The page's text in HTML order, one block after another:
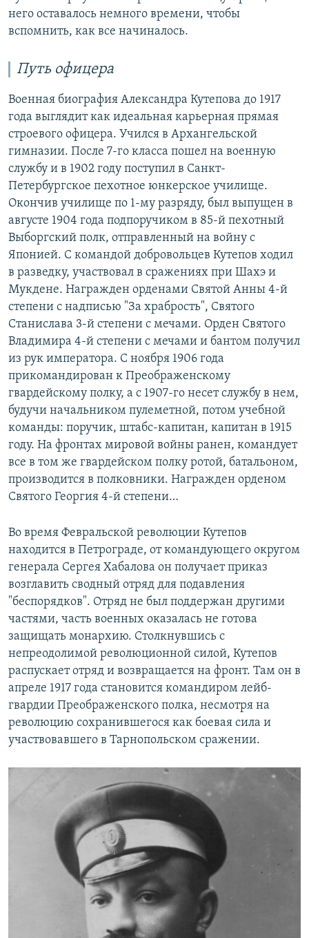
него оставалось немного времени, чтобы
вспомнить, как все начиналось.
Путь офицера
Военная биография Александра Кутепова до 1917
года выглядит как идеальная карьерная прямая
строевого офицера. Учился в Архангельской
гимназии. После 7-го класса пошел на военную
службу и в 1902 году поступил в Санкт-
Петербургское пехотное юнкерское училище.
Окончив училище по 1-му разряду, был выпущен в
августе 1904 года подпоручиком в 85-й пехотный
Выборгский полк, отправленный на войну с
Японией. С командой добровольцев Кутепов ходил
в разведку, участвовал в сражениях при Шахэ и
Мукдене. Награжден орденами Святой Анны 4-й
степени с надписью "За храбрость", Святого
Станислава 3-й степени с мечами. Орден Святого
Владимира 4-й степени с мечами и бантом получил
из рук императора. С ноября 1906 года
прикомандирован к Преображенскому
гвардейскому полку, а с 1907-го несет службу в нем,
будучи начальником пулеметной, потом учебной
команды: поручик, штабс-капитан, капитан в 1915
году. На фронтах мировой войны ранен, командует
все в том же гвардейском полку ротой, батальоном,
производится в полковники. Награжден орденом
Святого Георгия 4-й степени…
Во время Февральской революции Кутепов
находится в Петрограде, от командующего округом
генерала Сергея Хабалова он получает приказ
возглавить сводный отряд для подавления
"беспорядков". Отряд не был поддержан другими
частями, часть военных оказалась не готова
защищать монархию. Столкнувшись с
непреодолимой революционной силой, Кутепов
распускает отряд и возвращается на фронт. Там он в
апреле 1917 года становится командиром лейб-
гвардии Преображенского полка, несмотря на
революцию сохранившегося как боевая сила и
участвовавшего в Тарнопольском сражении.